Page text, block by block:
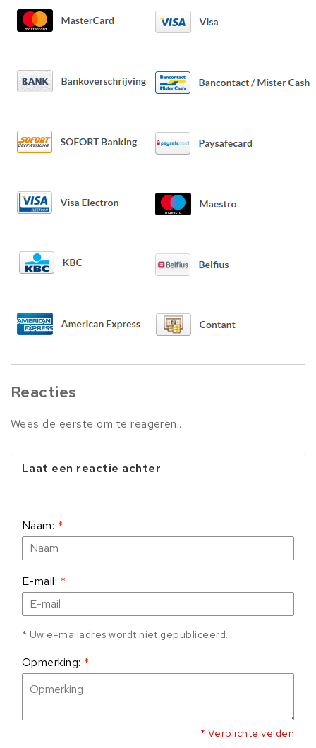
Reacties
Wees de eerste om te reageren...
Laat een reactie achter
Naam: *
E-mail: *
* Uw e-mailadres wordt niet gepubliceerd.
Opmerking:*
* Verplichte velden